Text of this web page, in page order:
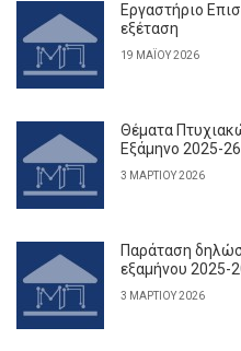
Εργαστήριο
εξέταση
19 ΜΑΪ́ΟΥ 2026
Θέματα
Εξάμηνο 2025-
3 ΜΑΡΤΊΟΥ 2026
Παράταση
εξαμήνου 2025-
3 ΜΑΡΤΊΟΥ 2026